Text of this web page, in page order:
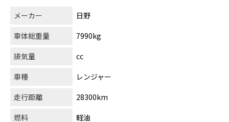
メーカー
日野
車体総重量
7990kg
排気量
cc
車種
レンジャー
走行距離
28300km
燃料
軽油